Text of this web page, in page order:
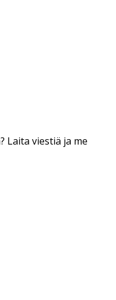
Laita viestiä ja me